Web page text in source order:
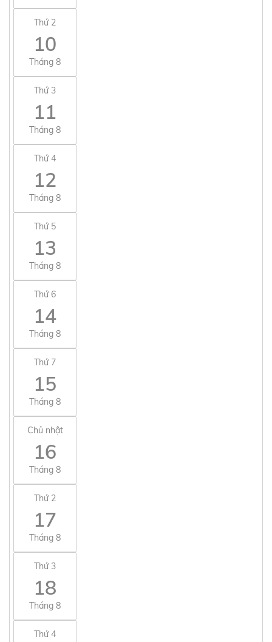
Thứ 2
10
Tháng 8
Thứ 3
11
Tháng 8
Thứ 4
12
Tháng 8
Thứ 5
13
Tháng 8
Thứ 6
14
Tháng 8
Thứ 7
15
Tháng 8
Chủ nhật
16
Tháng 8
Thứ 2
17
Tháng 8
Thứ 3
18
Tháng 8
Thứ 4